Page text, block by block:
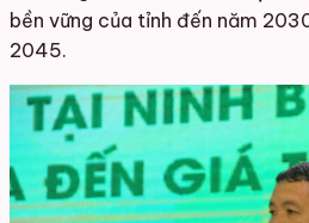
bền vững của tỉnh đến năm
2045.